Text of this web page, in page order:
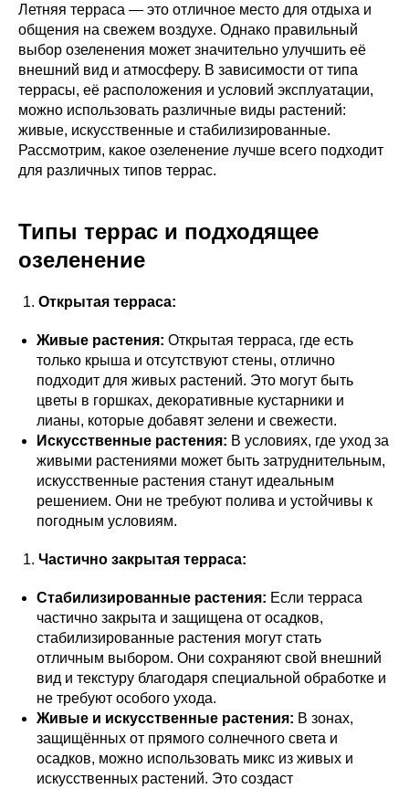
Летняя терраса — это отличное место для отдыха и
общения на свежем воздухе. Однако правильный
выбор озеленения может значительно улучшить её
внешний вид и атмосферу. В зависимости от типа
террасы, её расположения и условий эксплуатации,
можно использовать различные виды растений:
живые, искусственные и стабилизированные.
Рассмотрим, какое озеленение лучше всего подходит
для различных типов террас.
Типы террас и подходящее
озеленение
Открытая терраса:
Живые растения: Открытая терраса, где есть
только крыша и отсутствуют стены, отлично
подходит для живых растений. Это могут быть
цветы в горшках, декоративные кустарники и
лианы, которые добавят зелени и свежести.
Искусственные растения: В условиях, где уход за
живыми растениями может быть затруднительным,
искусственные растения станут идеальным
решением. Они не требуют полива и устойчивы к
погодным условиям.
Частично закрытая терраса:
Стабилизированные растения: Если терраса
частично закрыта и защищена от осадков,
стабилизированные растения могут стать
отличным выбором. Они сохраняют свой внешний
вид и текстуру благодаря специальной обработке и
не требуют особого ухода.
Живые и искусственные растения: В зонах,
защищённых от прямого солнечного света и
осадков, можно использовать микс из живых и
искусственных растений. Это создаст